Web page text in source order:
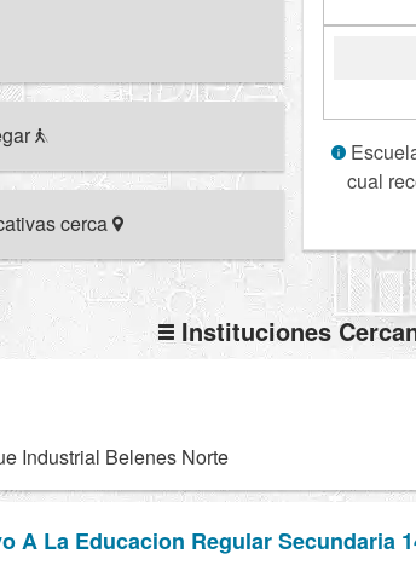
cerca
cual
Instituciones
Industrial Belenes Norte
A La Educacion Regular Secundaria